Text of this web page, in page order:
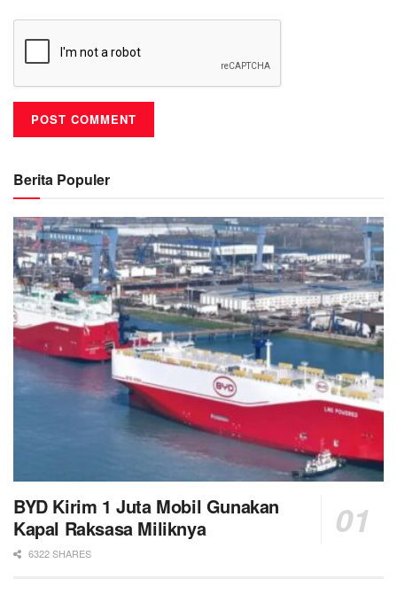
Berita Populer
BYD Kirim 1 Juta Mobil Gunakan
Kapal Raksasa Miliknya
6322 SHARES